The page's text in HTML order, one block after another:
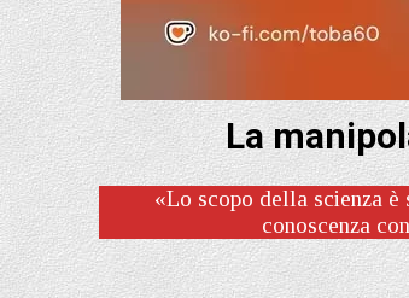
La
«Lo scopo della scienza
conoscenza